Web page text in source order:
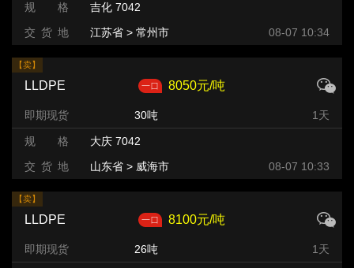
规 格
吉化 7042
交 货 地
江苏省 > 常州市 08-07 10:34
【卖】
LLDPE 8050元/吨
即期现货 30吨 1天
规 格
大庆 7042
交 货 地
山东省 > 威海市 08-07 10:33
【卖】
LLDPE 8100元/吨
即期现货 26吨 1天